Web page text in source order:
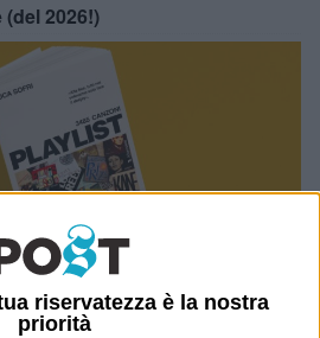
riservatezza è la nostra
priorità
2026!)